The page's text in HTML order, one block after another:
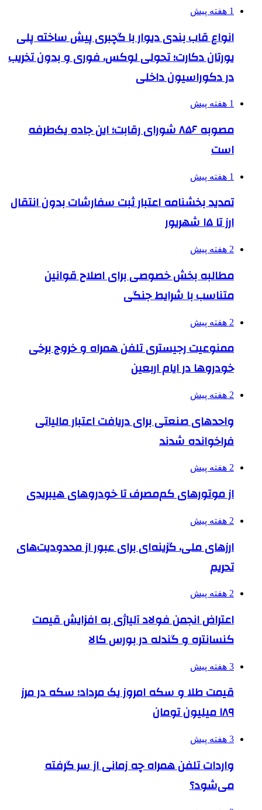
1 هفته پیش
انواع قاب بندی دیوار با گچبری پیش ساخته پلی
یورتان دکارت؛ تحولی لوکس، فوری و بدون تخریب
در دکوراسیون داخلی
1 هفته پیش
مصوبه ۸۵۶ شورای رقابت؛ این جاده یک‌طرفه
است
1 هفته پیش
تمدید بخشنامه اعتبار ثبت سفارشات بدون انتقال
ارز تا ۱۵ شهریور
2 هفته پیش
مطالبه بخش خصوصی برای اصلاح قوانین
متناسب با شرایط جنگی
2 هفته پیش
ممنوعیت رجیستری تلفن همراه و خروج برخی
خودروها در ایام اربعین
2 هفته پیش
واحدهای صنعتی برای دریافت اعتبار مالیاتی
فراخوانده شدند
2 هفته پیش
از موتورهای کم‌مصرف تا خودروهای هیبریدی
2 هفته پیش
ارزهای ملی، گزینه‌ای برای عبور از محدودیت‌های
تحریم
2 هفته پیش
اعتراض انجمن فولاد آلیاژی به افزایش قیمت
کنسانتره و گندله در بورس کالا
3 هفته پیش
قیمت طلا و سکه امروز یک مرداد؛ سکه در مرز
۱۸۹ میلیون تومان
3 هفته پیش
واردات تلفن همراه چه زمانی از سر گرفته
می‌شود؟